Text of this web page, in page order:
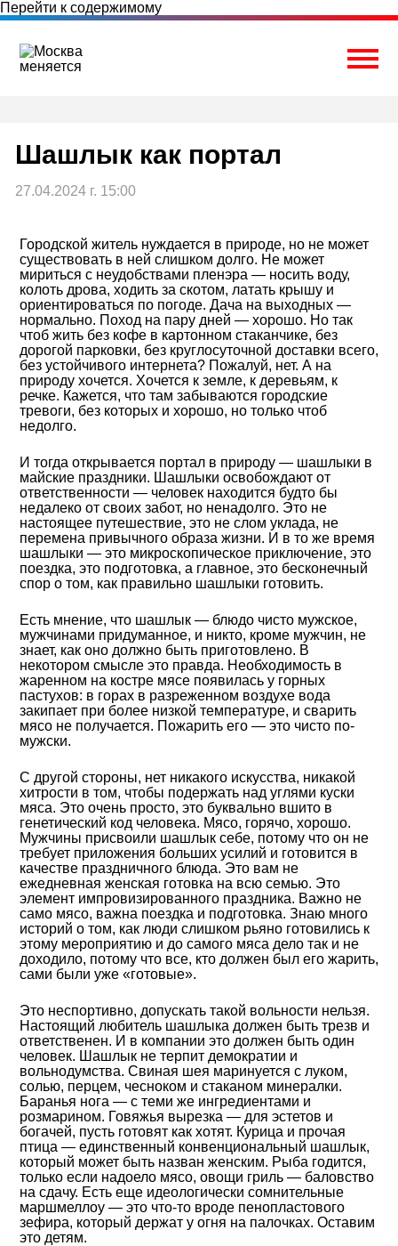
Перейти к содержимому
Шашлык как портал
27.04.2024 г. 15:00
Городской житель нуждается в природе, но не может
существовать в ней слишком долго. Не может
мириться с неудобствами пленэра — носить воду,
колоть дрова, ходить за скотом, латать крышу и
ориентироваться по погоде. Дача на выходных —
нормально. Поход на пару дней — хорошо. Но так
чтоб жить без кофе в картонном стаканчике, без
дорогой парковки, без круглосуточной доставки всего,
без устойчивого интернета? Пожалуй, нет. А на
природу хочется. Хочется к земле, к деревьям, к
речке. Кажется, что там забываются городские
тревоги, без которых и хорошо, но только чтоб
недолго.
И тогда открывается портал в природу — шашлыки в
майские праздники. Шашлыки освобождают от
ответственности — человек находится будто бы
недалеко от своих забот, но ненадолго. Это не
настоящее путешествие, это не слом уклада, не
перемена привычного образа жизни. И в то же время
шашлыки — это микроскопическое приключение, это
поездка, это подготовка, а главное, это бесконечный
спор о том, как правильно шашлыки готовить.
Есть мнение, что шашлык — блюдо чисто мужское,
мужчинами придуманное, и никто, кроме мужчин, не
знает, как оно должно быть приготовлено. В
некотором смысле это правда. Необходимость в
жаренном на костре мясе появилась у горных
пастухов: в горах в разреженном воздухе вода
закипает при более низкой температуре, и сварить
мясо не получается. Пожарить его — это чисто по-
мужски.
С другой стороны, нет никакого искусства, никакой
хитрости в том, чтобы подержать над углями куски
мяса. Это очень просто, это буквально вшито в
генетический код человека. Мясо, горячо, хорошо.
Мужчины присвоили шашлык себе, потому что он не
требует приложения больших усилий и готовится в
качестве праздничного блюда. Это вам не
ежедневная женская готовка на всю семью. Это
элемент импровизированного праздника. Важно не
само мясо, важна поездка и подготовка. Знаю много
историй о том, как люди слишком рьяно готовились к
этому мероприятию и до самого мяса дело так и не
доходило, потому что все, кто должен был его жарить,
сами были уже «готовые».
Это неспортивно, допускать такой вольности нельзя.
Настоящий любитель шашлыка должен быть трезв и
ответственен. И в компании это должен быть один
человек. Шашлык не терпит демократии и
вольнодумства. Свиная шея маринуется с луком,
солью, перцем, чесноком и стаканом минералки.
Баранья нога — с теми же ингредиентами и
розмарином. Говяжья вырезка — для эстетов и
богачей, пусть готовят как хотят. Курица и прочая
птица — единственный конвенциональный шашлык,
который может быть назван женским. Рыба годится,
только если надоело мясо, овощи гриль — баловство
на сдачу. Есть еще идеологически сомнительные
маршмеллоу — это что-то вроде пенопластового
зефира, который держат у огня на палочках. Оставим
это детям.